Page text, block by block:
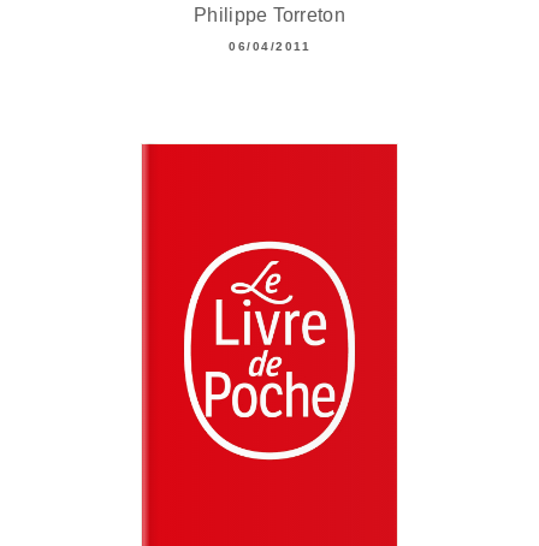
Philippe Torreton
06/04/2011